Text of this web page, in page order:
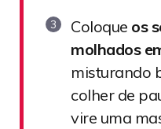
Coloque os
molhados
misturando
colher de
vire uma